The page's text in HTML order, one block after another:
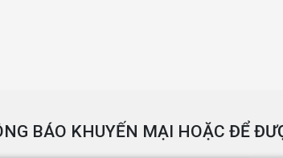
BÁO KHUYẾN MẠI HOẶC ĐỂ